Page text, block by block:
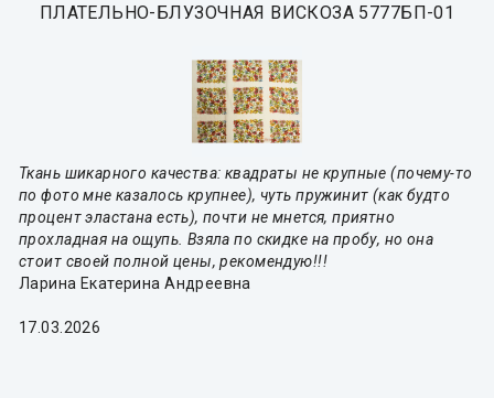
ПЛАТЕЛЬНО-БЛУЗОЧНАЯ ВИСКОЗА 5777БП-01
Ткань шикарного качества: квадраты не крупные (почему-то
по фото мне казалось крупнее), чуть пружинит (как будто
процент эластана есть), почти не мнется, приятно
прохладная на ощупь. Взяла по скидке на пробу, но она
стоит своей полной цены, рекомендую!!!
Ларина Екатерина Андреевна
17.03.2026